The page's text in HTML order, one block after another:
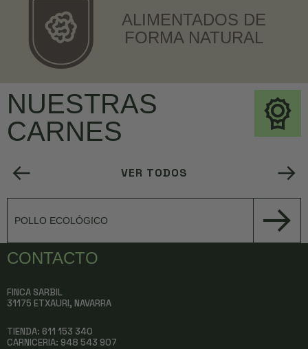
ALIMENTADOS DE
FORMA NATURAL
NUESTRAS
CARNES
VER TODOS
POLLO ECOLÓGICO
CONTACTO
FINCA SARBIL
31175 ETXAURI, NAVARRA
TIENDA: 611 153 340
CARNICERIA: 948 543 907